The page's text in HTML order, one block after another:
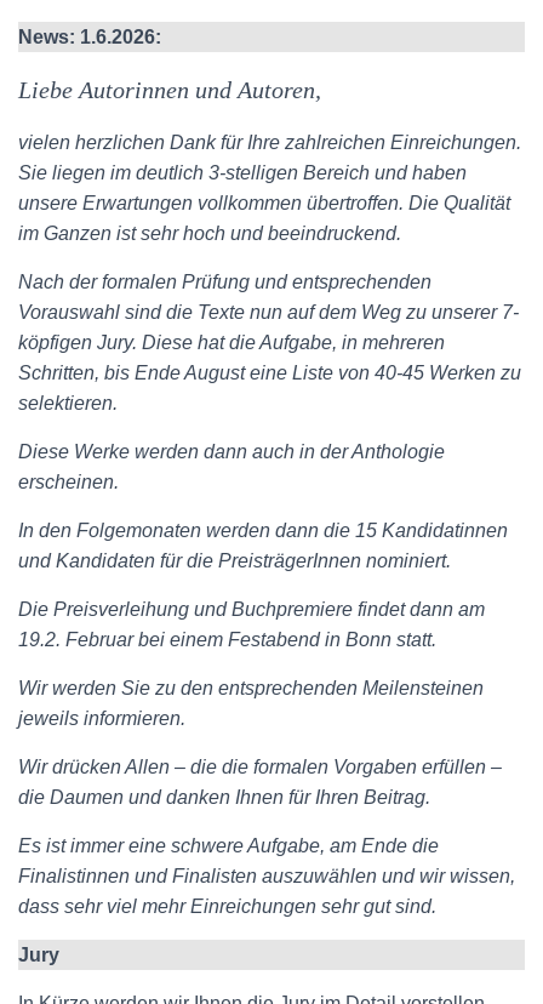
News: 1.6.2026:
Liebe Autorinnen und Autoren,
vielen herzlichen Dank für Ihre zahlreichen Einreichungen.
Sie liegen im deutlich 3-stelligen Bereich und haben
unsere Erwartungen vollkommen übertroffen. Die Qualität
im Ganzen ist sehr hoch und beeindruckend.
Nach der formalen Prüfung und entsprechenden
Vorauswahl sind die Texte nun auf dem Weg zu unserer 7-
köpfigen Jury. Diese hat die Aufgabe, in mehreren
Schritten, bis Ende August eine Liste von 40-45 Werken zu
selektieren.
Diese Werke werden dann auch in der Anthologie
erscheinen.
In den Folgemonaten werden dann die 15 Kandidatinnen
und Kandidaten für die PreisträgerInnen nominiert.
Die Preisverleihung und Buchpremiere findet dann am
19.2. Februar bei einem Festabend in Bonn statt.
Wir werden Sie zu den entsprechenden Meilensteinen
jeweils informieren.
Wir drücken Allen – die die formalen Vorgaben erfüllen –
die Daumen und danken Ihnen für Ihren Beitrag.
Es ist immer eine schwere Aufgabe, am Ende die
Finalistinnen und Finalisten auszuwählen und wir wissen,
dass sehr viel mehr Einreichungen sehr gut sind.
Jury